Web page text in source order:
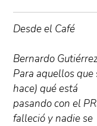
Desde el Café
Bernardo
Para aquellos
hace) qué está
pasando con el
falleció y nadie se